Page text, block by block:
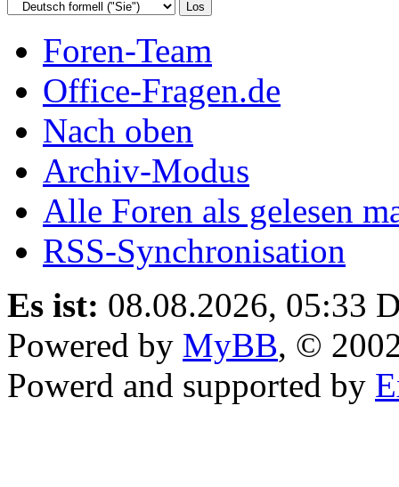
Foren-Team
Office-Fragen.de
Nach oben
Archiv-Modus
Alle Foren als gelesen
RSS-Synchronisation
Es ist: 08.08.2026, 05:33
Powered by MyBB, ©
Powerd and supported by